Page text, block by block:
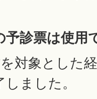
診票は使用
対象とした
ました。